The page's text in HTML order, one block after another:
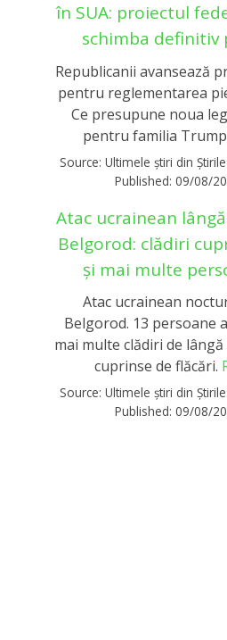
în SUA: proiectul
schimba definitiv
Republicanii avansează
pentru reglementarea
Ce presupune noua
pentru familia
Source: Ultimele știri din
Published: 09/08/
Atac ucrainean
Belgorod: clădiri
și mai multe
Atac ucrainean
Belgorod. 13 persoane
mai multe clădiri de
cuprinse de flăcări.
Source: Ultimele știri din
Published: 09/08/